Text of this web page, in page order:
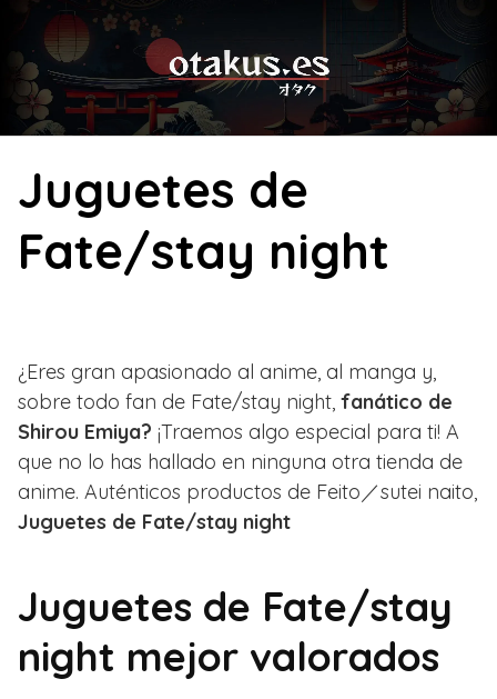
content
Juguetes de
Fate/stay night
¿Eres gran apasionado al anime, al manga y,
sobre todo fan de Fate/stay night, fanático de
Shirou Emiya? ¡Traemos algo especial para ti! A
que no lo has hallado en ninguna otra tienda de
anime. Auténticos productos de Feito／sutei naito,
Juguetes de Fate/stay night
Juguetes de Fate/stay
night mejor valorados